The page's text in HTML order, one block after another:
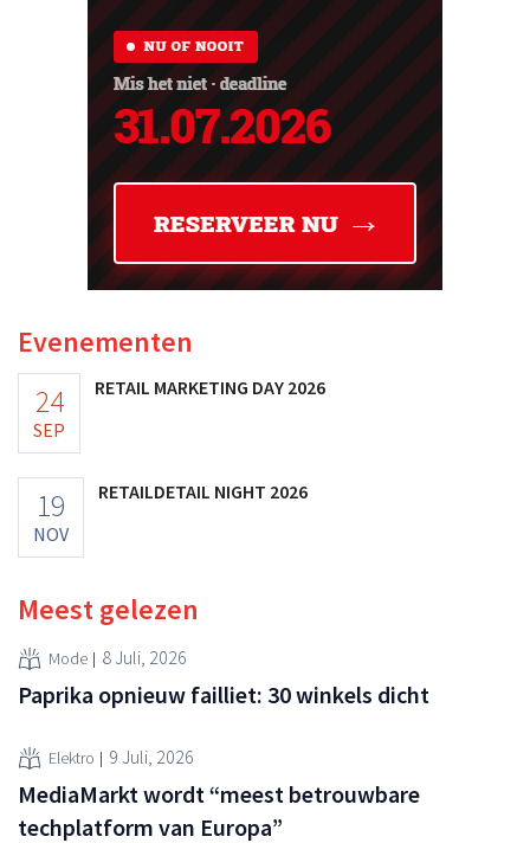
Evenementen
24
SEP
RETAIL MARKETING DAY 2026
19
NOV
RETAILDETAIL NIGHT 2026
Meest gelezen
Mode 8 Juli, 2026
Paprika opnieuw failliet: 30 winkels dicht
Elektro 9 Juli, 2026
MediaMarkt wordt “meest betrouwbare
techplatform van Europa”